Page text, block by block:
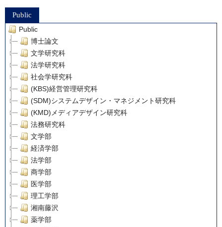
Public
Public
博士論文
文学研究科
法学研究科
社会学研究科
(KBS)経営管理研究科
(SDM)システムデザイン・マネジメント研究科
(KMD)メディアデザイン研究科
法務研究科
文学部
経済学部
法学部
商学部
医学部
理工学部
湘南藤沢
薬学部